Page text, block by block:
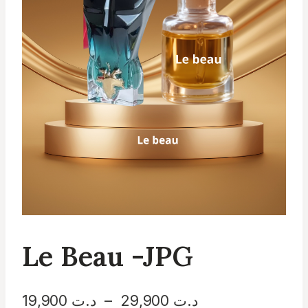
Le Beau -JPG
د.ت – د.تPlage